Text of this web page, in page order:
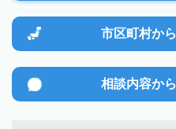
市区町村から
相談内容から